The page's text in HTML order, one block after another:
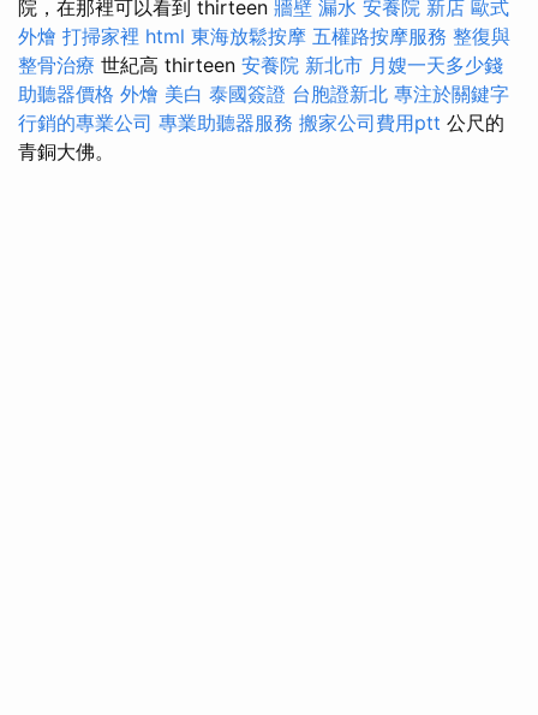
院，在那裡可以看到 thirteen 牆壁 漏水 安養院 新店 歐式
外燴 打掃家裡 html 東海放鬆按摩 五權路按摩服務 整復與
整骨治療 世紀高 thirteen 安養院 新北市 月嫂一天多少錢
助聽器價格 外燴 美白 泰國簽證 台胞證新北 專注於關鍵字
行銷的專業公司 專業助聽器服務 搬家公司費用ptt 公尺的
青銅大佛。